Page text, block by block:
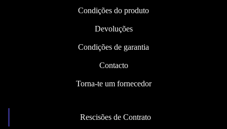
Condições do produto
Devoluções
Condições de garantia
Contacto
Torna-te um fornecedor
Rescisões de Contrato